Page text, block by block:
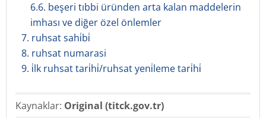
6.6. beşeri tıbbi üründen arta kalan maddelerin
imhası ve diğer özel önlemler
7. ruhsat sahi̇bi̇
8. ruhsat numarasi
9. i̇lk ruhsat tari̇hi̇/ruhsat yeni̇leme tari̇hi̇
Kaynaklar: Original (titck.gov.tr)